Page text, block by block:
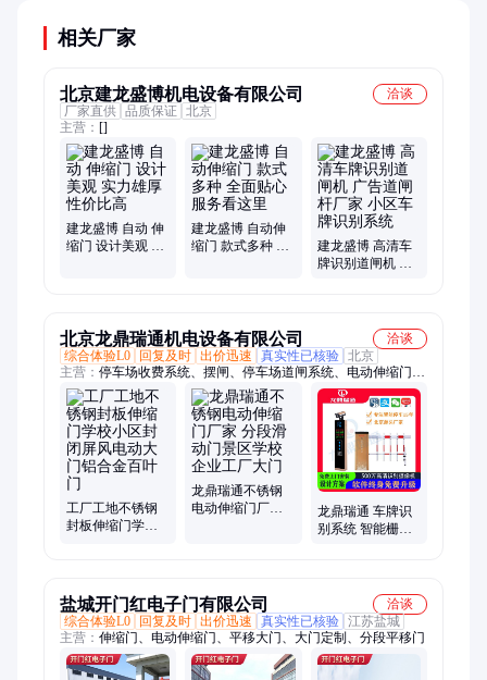
相关厂家
北京建龙盛博机电设备有限公司
洽谈
厂家直供 品质保证 北京
主营： []
建龙盛博 自动 伸
缩门 设计美观 实
建龙盛博 自动伸
缩门 款式多种 全
建龙盛博 高清车
牌识别道闸机 广
北京龙鼎瑞通机电设备有限公司
洽谈
综合体验L0
回复及时 出价迅速 真实性已核验 北京
主营： 停车场收费系统、摆闸、停车场道闸系统、电动伸缩门、
车辆道闸、翼闸、栅栏道闸、人脸识别通道闸机、人行闸机、速
通闸机、电动无轨门、人脸识别系统
工厂工地不锈钢
封板伸缩门学校
龙鼎瑞通不锈钢
电动伸缩门厂家
龙鼎瑞通 车牌识
别系统 智能栅栏
盐城开门红电子门有限公司
洽谈
综合体验L0
回复及时 出价迅速 真实性已核验 江苏盐城
主营： 伸缩门、电动伸缩门、平移大门、大门定制、分段平移门